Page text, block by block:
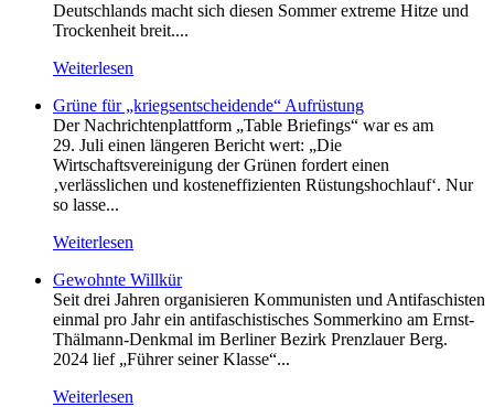
Deutschlands macht sich diesen Sommer extreme Hitze und
Trockenheit breit....
Weiterlesen
Grüne für „kriegsentscheidende“ Aufrüstung
Der Nachrichtenplattform „Table Briefings“ war es am
29. Juli einen längeren Bericht wert: „Die
Wirtschaftsvereinigung der Grünen fordert einen
‚verlässlichen und kosteneffizienten Rüstungshochlauf‘. Nur
so lasse...
Weiterlesen
Gewohnte Willkür
Seit drei Jahren organisieren Kommunisten und Antifaschisten
einmal pro Jahr ein antifaschistisches Sommerkino am Ernst-
Thälmann-Denkmal im Berliner Bezirk Prenzlauer Berg.
2024 lief „Führer seiner Klasse“...
Weiterlesen